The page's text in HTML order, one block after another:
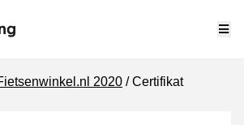
2020 Certifikat